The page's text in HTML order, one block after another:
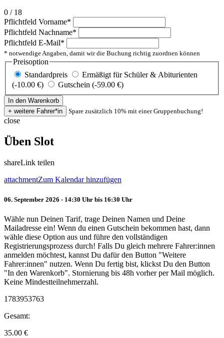
0 / 18
Pflichtfeld Vorname*
Pflichtfeld Nachname*
Pflichtfeld E-Mail*
* notwendige Angaben, damit wir die Buchung richtig zuordnen können
Preisoption
Standardpreis
Ermäßigt für Schüler & Abiturienten
(-10.00 €)
Gutschein (-59.00 €)
Spare zusätzlich 10% mit einer Gruppenbuchung!
close
Üben Slot
shareLink teilen
attachmentZum Kalendar hinzufügen
06. September 2026 - 14:30 Uhr bis 16:30 Uhr
Wähle nun Deinen Tarif, trage Deinen Namen und Deine
Mailadresse ein! Wenn du einen Gutschein bekommen hast, dann
wähle diese Option aus und führe den vollständigen
Registrierungsprozess durch! Falls Du gleich mehrere Fahrer:innen
anmelden möchtest, kannst Du dafür den Button "Weitere
Fahrer:innen" nutzen. Wenn Du fertig bist, klickst Du den Button
"In den Warenkorb". Stornierung bis 48h vorher per Mail möglich.
Keine Mindestteilnehmerzahl.
1783953763
Gesamt:
35.00 €